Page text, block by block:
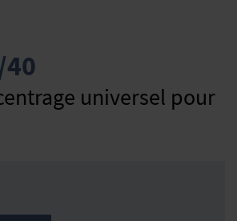
40
universel pour